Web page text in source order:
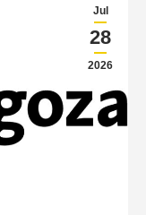
Jul
28
2026